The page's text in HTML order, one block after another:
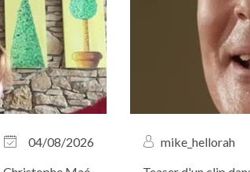
04/08/2026
mike_hellorah